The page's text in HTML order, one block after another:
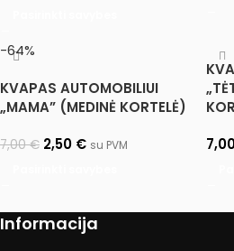
-64%
KVAPAS AUTOMOBILIUI
„MAMA” (MEDINĖ KORTELĖ)
7,00€ 2,50 € su PVM
Informacija